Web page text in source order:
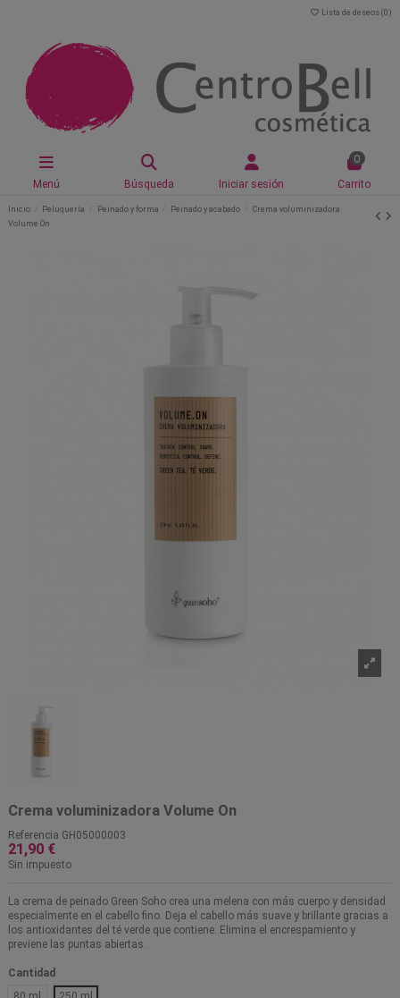
Lista de deseos (0 )
Menú Búsqueda Iniciar sesión
0
Carrito
Inicio Peluquería Peinado y forma Peinado y acabado
Crema voluminizadora
Volume On
Crema voluminizadora Volume On
Referencia GH05000003
21,90 €
Sin impuesto
La crema de peinado Green Soho crea una melena con más cuerpo y densidad
especialmente en el cabello fino. Deja el cabello más suave y brillante gracias a
los antioxidantes del té verde que contiene. Elimina el encrespamiento y
previene las puntas abiertas.
Cantidad